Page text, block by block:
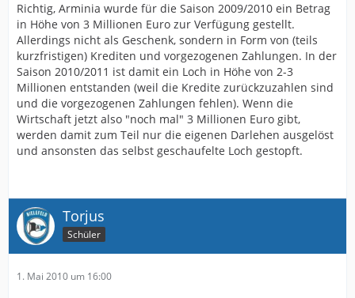
Richtig, Arminia wurde für die Saison 2009/2010 ein Betrag
in Höhe von 3 Millionen Euro zur Verfügung gestellt.
Allerdings nicht als Geschenk, sondern in Form von (teils
kurzfristigen) Krediten und vorgezogenen Zahlungen. In der
Saison 2010/2011 ist damit ein Loch in Höhe von 2-3
Millionen entstanden (weil die Kredite zurückzuzahlen sind
und die vorgezogenen Zahlungen fehlen). Wenn die
Wirtschaft jetzt also "noch mal" 3 Millionen Euro gibt,
werden damit zum Teil nur die eigenen Darlehen ausgelöst
und ansonsten das selbst geschaufelte Loch gestopft.
Torjus
Schüler
1. Mai 2010 um 16:00